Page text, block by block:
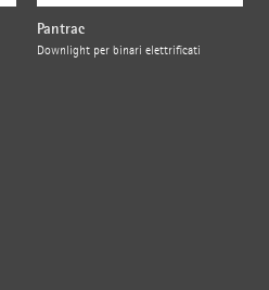
Pantrac
Downlight per binari elettrificati